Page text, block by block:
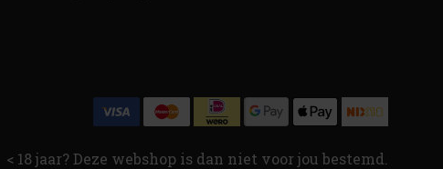
< 18 jaar? Deze webshop is dan niet voor jou bestemd.